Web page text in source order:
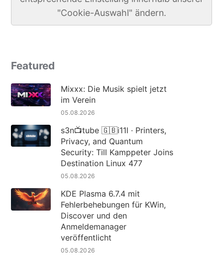
"Cookie-Auswahl" ändern.
Featured
Mixxx: Die Musik spielt jetzt
im Verein
05.08.2026
s3n📺tube 🇬🇧i11l · Printers,
Privacy, and Quantum
Security: Till Kamppeter Joins
Destination Linux 477
05.08.2026
KDE Plasma 6.7.4 mit
Fehlerbehebungen für KWin,
Discover und den
Anmeldemanager
veröffentlicht
05.08.2026